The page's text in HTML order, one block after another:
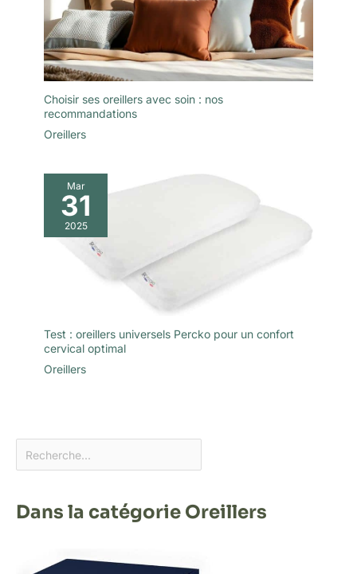
Choisir ses oreillers avec soin : nos
recommandations
Oreillers
Mar
31
2025
Test : oreillers universels Percko pour un confort
cervical optimal
Oreillers
Dans la catégorie Oreillers